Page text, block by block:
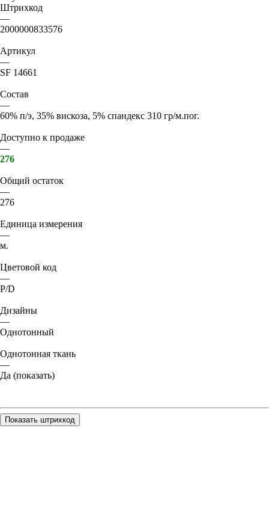
Штрихкод
—
2000000833576
Артикул
—
SF 14661
Состав
—
60% п/э, 35% вискоза, 5% спандекс 310 гр/м.пог.
Доступно к продаже
—
276
Общий остаток
—
276
Единица измерения
—
м.
Цветовой код
—
P/D
Дизайны
—
Однотонный
Однотонная ткань
—
Да (показать)
Показать штрихкод